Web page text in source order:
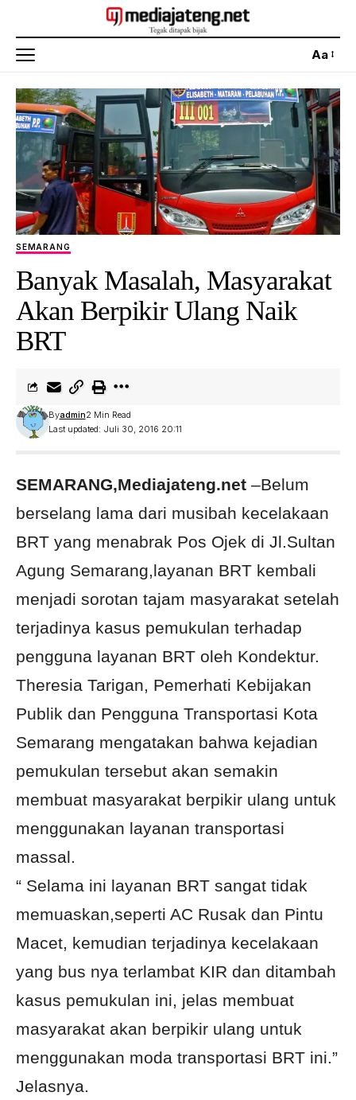
Aa
SEMARANG
Banyak Masalah, Masyarakat
Akan Berpikir Ulang Naik
BRT
Last updated: Juli 30, 2016 20:11
Byadmin2 Min Read
SEMARANG,Mediajateng.net –Belum
berselang lama dari musibah kecelakaan
BRT yang menabrak Pos Ojek di Jl.Sultan
Agung Semarang,layanan BRT kembali
menjadi sorotan tajam masyarakat setelah
terjadinya kasus pemukulan terhadap
pengguna layanan BRT oleh Kondektur.
Theresia Tarigan, Pemerhati Kebijakan
Publik dan Pengguna Transportasi Kota
Semarang mengatakan bahwa kejadian
pemukulan tersebut akan semakin
membuat masyarakat berpikir ulang untuk
menggunakan layanan transportasi
massal.
“ Selama ini layanan BRT sangat tidak
memuaskan,seperti AC Rusak dan Pintu
Macet, kemudian terjadinya kecelakaan
yang bus nya terlambat KIR dan ditambah
kasus pemukulan ini, jelas membuat
masyarakat akan berpikir ulang untuk
menggunakan moda transportasi BRT ini.”
Jelasnya.